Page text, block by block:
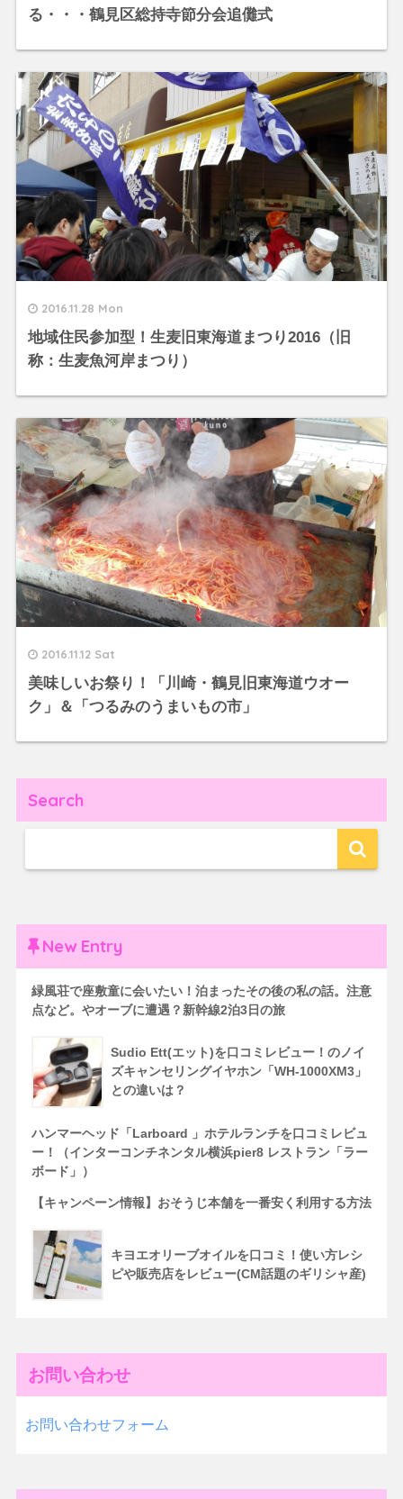
る・・・鶴見区総持寺節分会追儺式
2016.11.28 Mon
地域住民参加型！生麦旧東海道まつり2016（旧
称：生麦魚河岸まつり）
2016.11.12 Sat
美味しいお祭り！「川崎・鶴見旧東海道ウオー
ク」＆「つるみのうまいもの市」
Search
New Entry
緑風荘で座敷童に会いたい！泊まったその後の私の話。注意
点など。やオーブに遭遇？新幹線2泊3日の旅
Sudio Ett(エット)を口コミレビュー！のノイ
ズキャンセリングイヤホン「WH-1000XM3」
との違いは？
ハンマーヘッド「Larboard 」ホテルランチを口コミレビュ
ー！（インターコンチネンタル横浜pier8 レストラン「ラー
ボード」）
【キャンペーン情報】おそうじ本舗を一番安く利用する方法
キヨエオリーブオイルを口コミ！使い方レシ
ピや販売店をレビュー(CM話題のギリシャ産)
お問い合わせ
お問い合わせフォーム